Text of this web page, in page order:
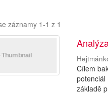
záznamy 1-1 z 1
Cílem
potenciál
základě